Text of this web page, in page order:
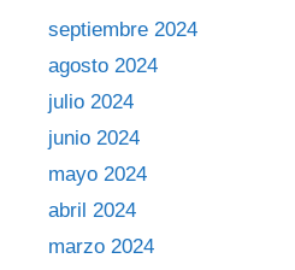
septiembre 2024
agosto 2024
julio 2024
junio 2024
mayo 2024
abril 2024
marzo 2024